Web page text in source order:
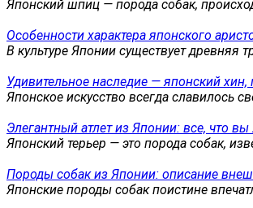
Японский шпиц — порода собак,
Особенности характера японского
В культуре Японии существует древняя
Удивительное наследие — японский
Японское искусство всегда славилось
Элегантный атлет из Японии: все, что
Японский терьер — это порода собак,
Породы собак из Японии: описание
Японские породы собак поистине